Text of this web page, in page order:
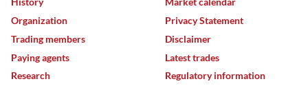
Organization
Trading members
Paying agents
Research
Privacy Statement
Disclaimer
Latest trades
Regulatory information